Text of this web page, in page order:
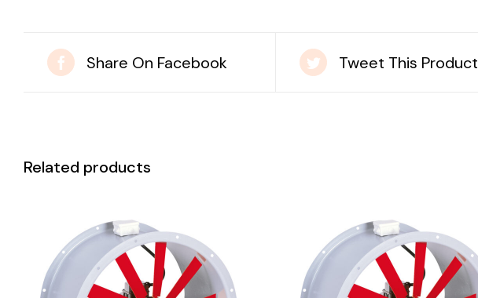
Share On Facebook Tweet This Product
Related products